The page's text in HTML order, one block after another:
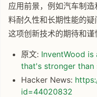
应用前景，例如汽车制
料耐久性和长期性能的
这项创新技术的期待和谨
原文: InventWood
that's stronger than
Hacker News:
id=44020832